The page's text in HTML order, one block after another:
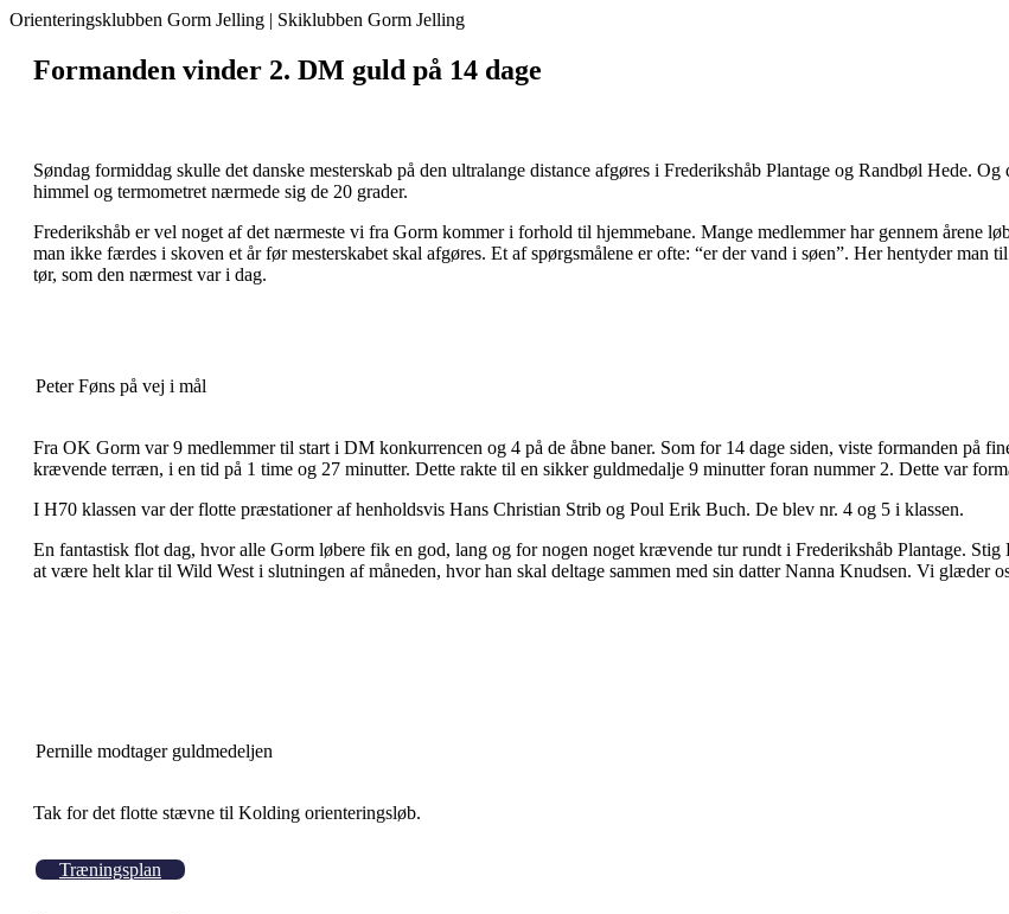
Orienteringsklubben Gorm Jelling | Skiklubben Gorm Jelling
Formanden vinder 2. DM guld på 14 dage
Søndag formiddag skulle det danske mesterskab på den ultralange distance afgøres i Frederikshåb Plantage og Randbøl Hede.
himmel og termometret nærmede sig de 20 grader.
Frederikshåb er vel noget af det nærmeste vi fra Gorm kommer i forhold til hjemmebane. Mange medlemmer har gennem årene
man ikke færdes i skoven et år før mesterskabet skal afgøres. Et af spørgsmålene er ofte: “er der vand i søen”. Her hentyder man
tør, som den nærmest var i dag.
Peter Føns på vej i mål
Fra OK Gorm var 9 medlemmer til start i DM konkurrencen og 4 på de åbne baner. Som for 14 dage siden, viste formanden på
krævende terræn, i en tid på 1 time og 27 minutter. Dette rakte til en sikker guldmedalje 9 minutter foran nummer 2. Dette var
I H70 klassen var der flotte præstationer af henholdsvis Hans Christian Strib og Poul Erik Buch. De blev nr. 4 og 5 i klassen.
En fantastisk flot dag, hvor alle Gorm løbere fik en god, lang og for nogen noget krævende tur rundt i Frederikshåb Plantage.
at være helt klar til Wild West i slutningen af måneden, hvor han skal deltage sammen med sin datter Nanna Knudsen. Vi glæder
Pernille modtager guldmedeljen
Tak for det flotte stævne til Kolding orienteringsløb.
Træningsplan